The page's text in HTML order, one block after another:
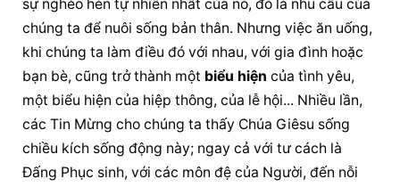
sự nghèo hèn tự nhiên nhất của nó, đó là nhu cầu của
chúng ta để nuôi sống bản thân. Nhưng việc ăn uống,
khi chúng ta làm điều đó với nhau, với gia đình hoặc
bạn bè, cũng trở thành một biểu hiện của tình yêu,
một biểu hiện của hiệp thông, của lễ hội... Nhiều lần,
các Tin Mừng cho chúng ta thấy Chúa Giêsu sống
chiều kích sống động này; ngay cả với tư cách là